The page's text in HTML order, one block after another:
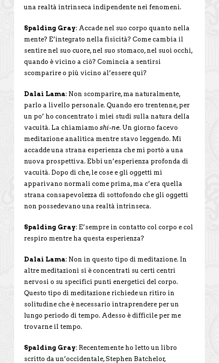
una realtà intrinseca indipendente nei fenomeni.
Spalding Gray: Accade nel suo corpo quanto nella
mente? E’integrato nella fisicità? Come cambia il
sentire nel suo cuore, nel suo stomaco, nel suoi occhi,
quando è vicino a ciò? Comincia a sentirsi
scomparire o più vicino al’essere qui?
Dalai Lama: Non scomparire, ma naturalmente,
parlo a livello personale. Quando ero trentenne, per
un po’ ho concentrato i miei studi sulla natura della
vacuità. La chiamiamo shi-ne. Un giorno facevo
meditazione analitica mentre stavo leggendo. Mi
accadde una strana esperienza che mi portò a una
nuova prospettiva. Ebbi un’esperienza profonda di
vacuità. Dopo di che, le cose e gli oggetti mi
apparivano normali come prima, ma c’era quella
strana consapevolezza di sottofondo che gli oggetti
non possedevano una realtà intrinseca.
Spalding Gray: E’sempre in contatto col corpo e col
respiro mentre ha questa esperienza?
Dalai Lama: Non in questo tipo di meditazione. In
altre meditazioni si è concentrati su certi centri
nervosi o su specifici punti energetici del corpo.
Questo tipo di meditazione richiede un ritiro in
solitudine che è necessario intraprendere per un
lungo periodo di tempo. Adesso è difficile per me
trovarne il tempo.
Spalding Gray: Recentemente ho letto un libro
scritto da un’occidentale, Stephen Batchelor,